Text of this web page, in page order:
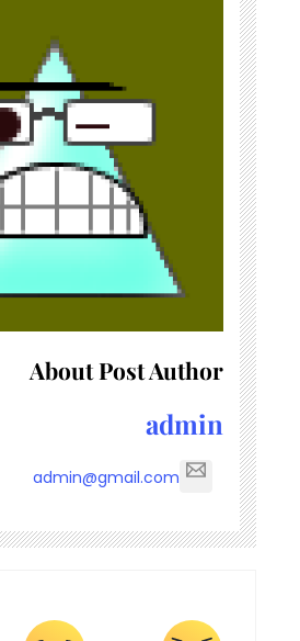
About Post Author
admin
admin@gmail.com